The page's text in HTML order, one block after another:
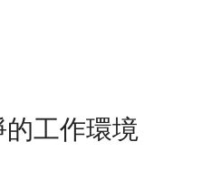
工作環境